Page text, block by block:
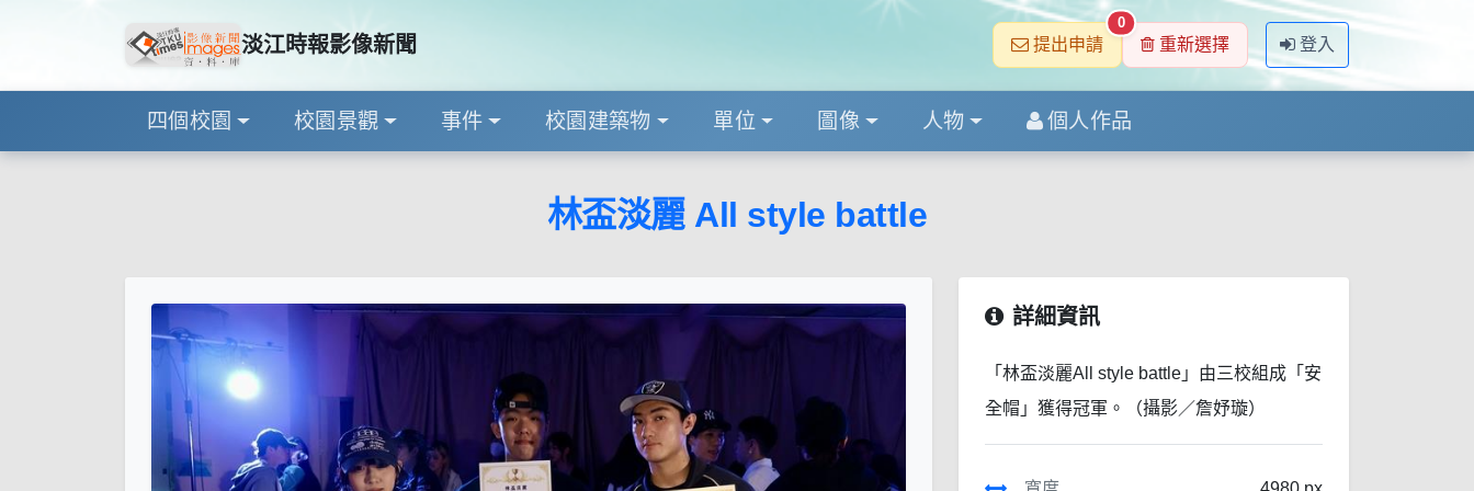
淡江時報影像新聞 提出申請
0
重新選擇 登入
四個校園 校園景觀 事件 校園建築物 單位 圖像 人物 個人作品
林盃淡麗 All style battle
詳細資訊
「林盃淡麗All style battle」由三校組成「安
全帽」獲得冠軍。（攝影／詹妤璇）